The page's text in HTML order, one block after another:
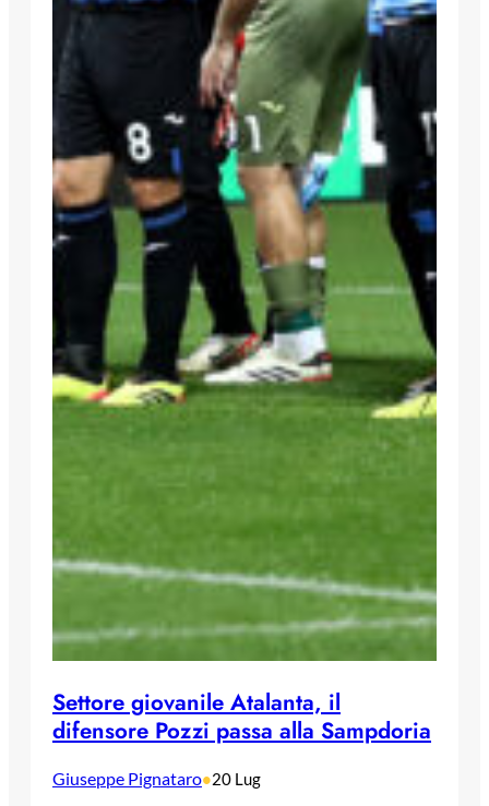
Settore giovanile Atalanta, il
difensore Pozzi passa alla Sampdoria
Giuseppe Pignataro•20 Lug